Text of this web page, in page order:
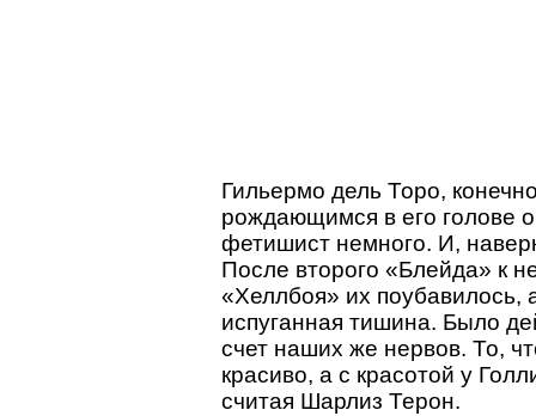
Гильермо дель Торо,
рождающимся в его голове
фетишист немного. И,
После второго «Блейда» к
«Хеллбоя» их поубавилось,
испуганная тишина. Было
счет наших же нервов. То,
красиво, а с красотой у
считая Шарлиз Терон.